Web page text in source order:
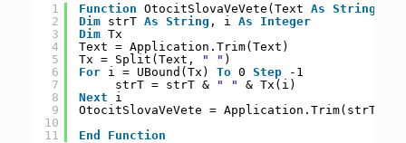
1
2
3
4
5
6
7
8
9
10
11
Function OtocitSlovaVeVete(Text As String
Dim strT As String , i As
Integer
Dim Tx
Text = Application.Trim(Text)
Tx = Split(Text,
" " )
For i = UBound(Tx) To 0 Step
-1
strT = strT &
" "
& Tx(i)
Next
i
OtocitSlovaVeVete = Application.Trim(strT)
End
Function